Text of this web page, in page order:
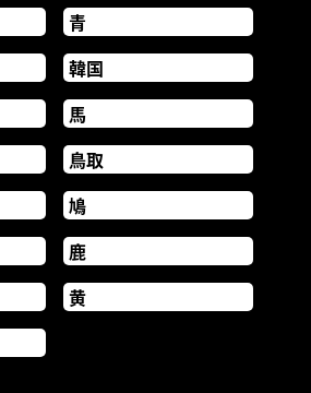
青
韓国
馬
鳥取
鳩
鹿
黄